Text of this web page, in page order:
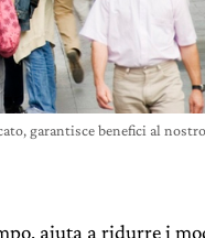
garantisce benefici al
aiuta a ridurre i